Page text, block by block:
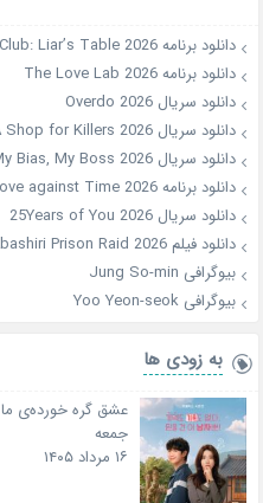
دانلود برنامه Murder Club: Liar’s Table 2026
دانلود برنامه The Love Lab 2026
دانلود سریال Overdo 2026
دانلود سریال A Shop for Killers 2026
دانلود سریال My Bias, My Boss 2026
دانلود برنامه Love against Time 2026
دانلود سریال 25Years of You 2026
دانلود فیلم Golden Kamuy: The Abashiri Prison Raid 2026
بیوگرافی Jung So-min
بیوگرافی Yoo Yeon-seok
به زودی ها
عشق گره خورده‌ی ما
جمعه
۱۶ مرداد ۱۴۰۵